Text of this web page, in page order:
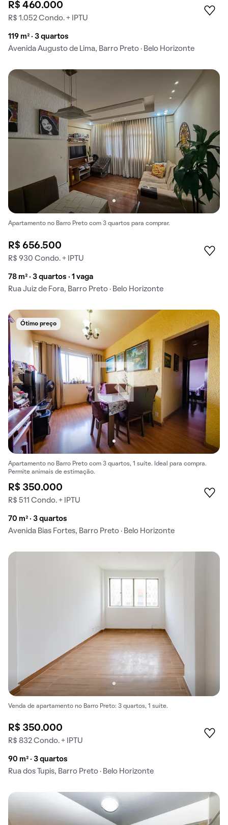
R$ 460.000
R$ 1.052 Condo. + IPTU
119 m² · 3 quartos
Avenida Augusto de Lima, Barro Preto · Belo Horizonte
Apartamento no Barro Preto com 3 quartos para comprar.
R$ 656.500
R$ 930 Condo. + IPTU
78 m² · 3 quartos · 1 vaga
Rua Juiz de Fora, Barro Preto · Belo Horizonte
Ótimo preço
Apartamento no Barro Preto com 3 quartos, 1 suíte. Ideal para compra.
Permite animais de estimação.
R$ 350.000
R$ 511 Condo. + IPTU
70 m² · 3 quartos
Avenida Bias Fortes, Barro Preto · Belo Horizonte
Venda de apartamento no Barro Preto: 3 quartos, 1 suíte.
R$ 350.000
R$ 832 Condo. + IPTU
90 m² · 3 quartos
Rua dos Tupis, Barro Preto · Belo Horizonte